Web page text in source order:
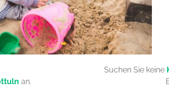
an.
Suchen Sie keine